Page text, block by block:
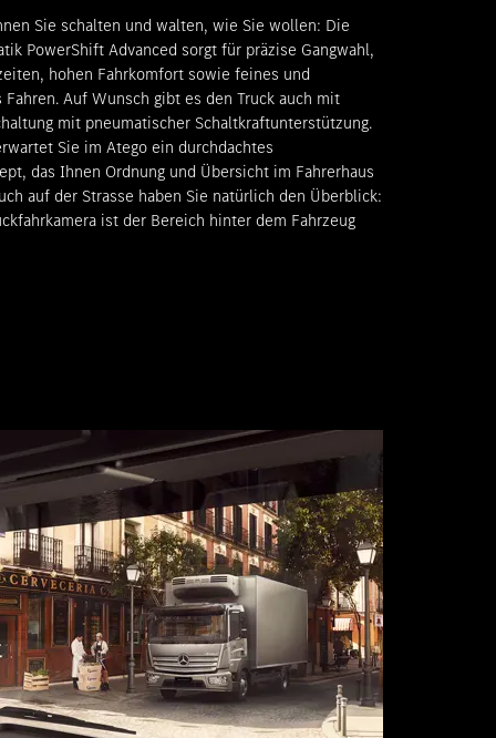
Sie schalten und walten, wie Sie wollen: Die
PowerShift Advanced sorgt für präzise Gangwahl,
hohen Fahrkomfort sowie feines und
Auf Wunsch gibt es den Truck auch mit
mit pneumatischer Schaltkraftunterstützung.
Sie im Atego ein durchdachtes
das Ihnen Ordnung und Übersicht im Fahrerhaus
auf der Strasse haben Sie natürlich den Überblick:
ist der Bereich hinter dem Fahrzeug